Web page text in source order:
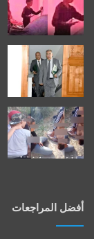
أفضل المراجعات